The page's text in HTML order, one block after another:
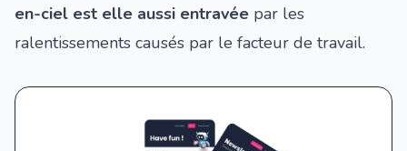
en-ciel est elle aussi entravée par les
ralentissements causés par le facteur de travail.